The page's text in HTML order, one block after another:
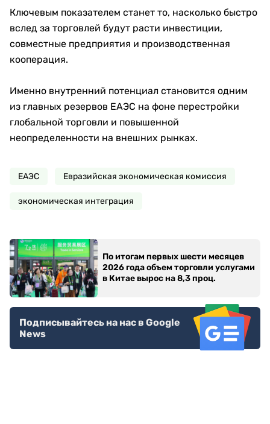
Ключевым показателем станет то, насколько быстро
вслед за торговлей будут расти инвестиции,
совместные предприятия и производственная
кооперация.
Именно внутренний потенциал становится одним
из главных резервов ЕАЭС на фоне перестройки
глобальной торговли и повышенной
неопределенности на внешних рынках.
ЕАЭС Евразийская экономическая комиссия
экономическая интеграция
По итогам первых шести месяцев
2026 года объем торговли услугами
в Китае вырос на 8,3 проц.
Подписывайтесь на нас в Google
News